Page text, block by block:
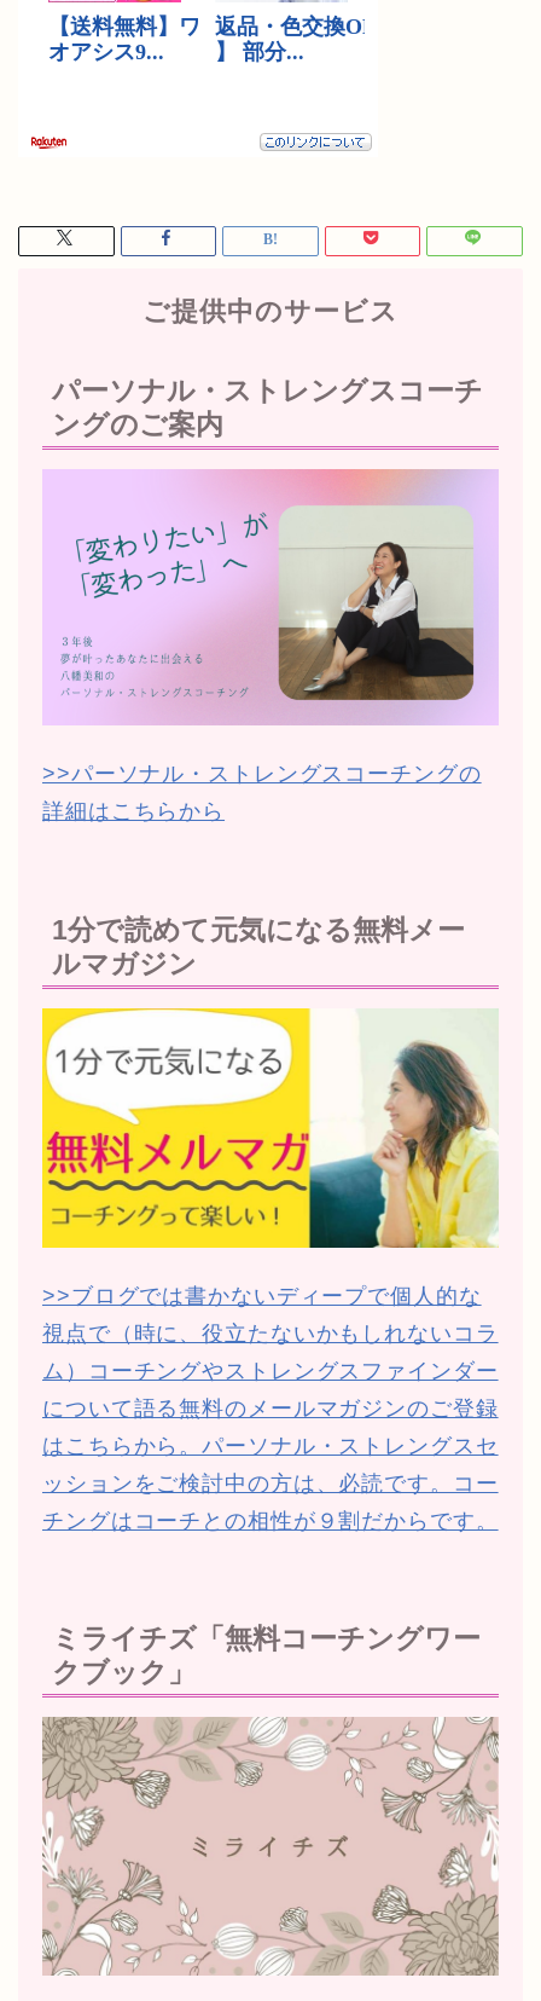
ご提供中のサービス
パーソナル・ストレングスコーチ
ングのご案内
>>パーソナル・ストレングスコーチングの
詳細はこちらから
1分で読めて元気になる無料メー
ルマガジン
>>ブログでは書かないディープで個人的な
視点で（時に、役立たないかもしれないコラ
ム）コーチングやストレングスファインダー
について語る無料のメールマガジンのご登録
はこちらから。パーソナル・ストレングスセ
ッションをご検討中の方は、必読です。コー
チングはコーチとの相性が９割だからです。
ミライチズ「無料コーチングワー
クブック」